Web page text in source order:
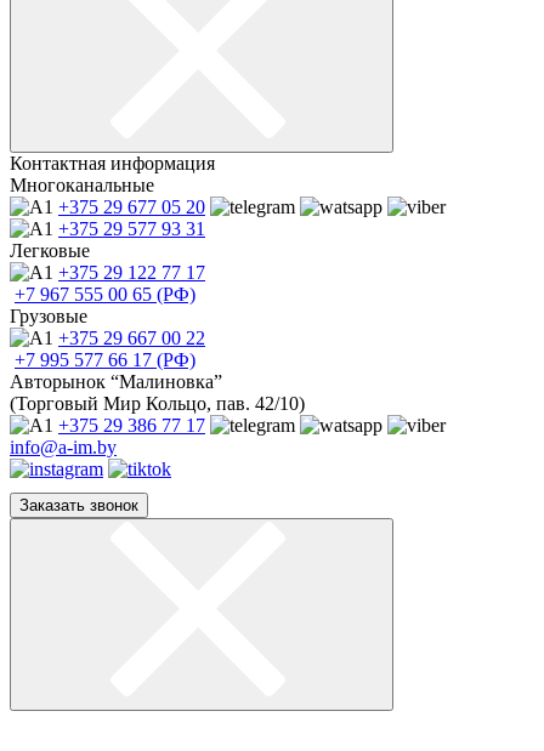
Контактная информация
Многоканальные
+375 29 677 05 20
+375 29 577 93 31
Легковые
+375 29 122 77 17
+7 967 555 00 65 (РФ)
Грузовые
+375 29 667 00 22
+7 995 577 66 17 (РФ)
Авторынок “Малиновка”
(Торговый Мир Кольцо, пав. 42/10)
+375 29 386 77 17
info@a-im.by
Заказать звонок